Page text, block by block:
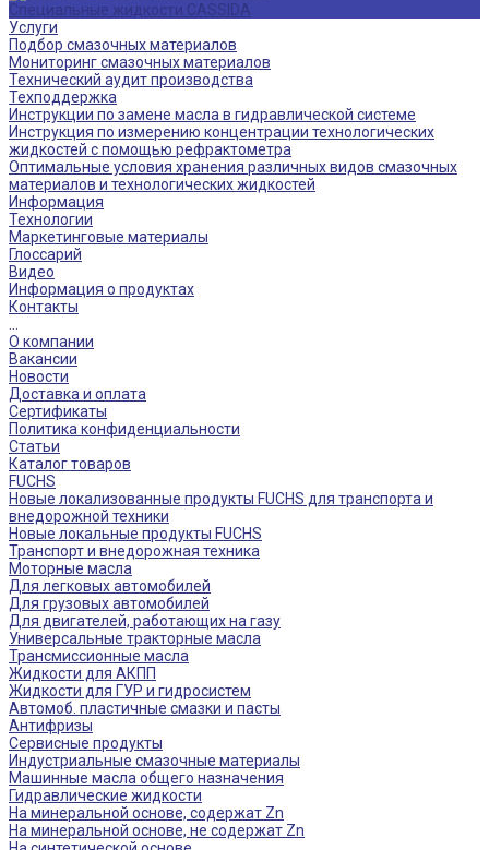
Специальные жидкости CASSIDA
Услуги
Подбор смазочных материалов
Мониторинг смазочных материалов
Технический аудит производства
Техподдержка
Инструкции по замене масла в гидравлической системе
Инструкция по измерению концентрации технологических
жидкостей с помощью рефрактометра
Оптимальные условия хранения различных видов смазочных
материалов и технологических жидкостей
Информация
Технологии
Маркетинговые материалы
Глоссарий
Видео
Информация о продуктах
Контакты
О компании
Вакансии
Новости
Доставка и оплата
Сертификаты
Политика конфиденциальности
Статьи
Каталог товаров
FUCHS
Новые локализованные продукты FUCHS для транспорта и
внедорожной техники
Новые локальные продукты FUCHS
Транспорт и внедорожная техника
Моторные масла
Для легковых автомобилей
Для грузовых автомобилей
Для двигателей, работающих на газу
Универсальные тракторные масла
Трансмиссионные масла
Жидкости для АКПП
Жидкости для ГУР и гидросистем
Автомоб. пластичные смазки и пасты
Антифризы
Сервисные продукты
Индустриальные смазочные материалы
Машинные масла общего назначения
Гидравлические жидкости
На минеральной основе, содержат Zn
На минеральной основе, не содержат Zn